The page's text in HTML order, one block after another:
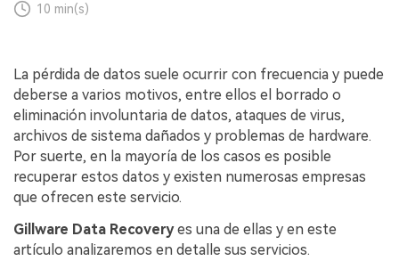
10 min(s)
La pérdida de datos suele ocurrir con frecuencia y puede
deberse a varios motivos, entre ellos el borrado o
eliminación involuntaria de datos, ataques de virus,
archivos de sistema dañados y problemas de hardware.
Por suerte, en la mayoría de los casos es posible
recuperar estos datos y existen numerosas empresas
que ofrecen este servicio.
Gillware Data Recoveryes una de ellas y en este
artículo analizaremos en detalle sus servicios.